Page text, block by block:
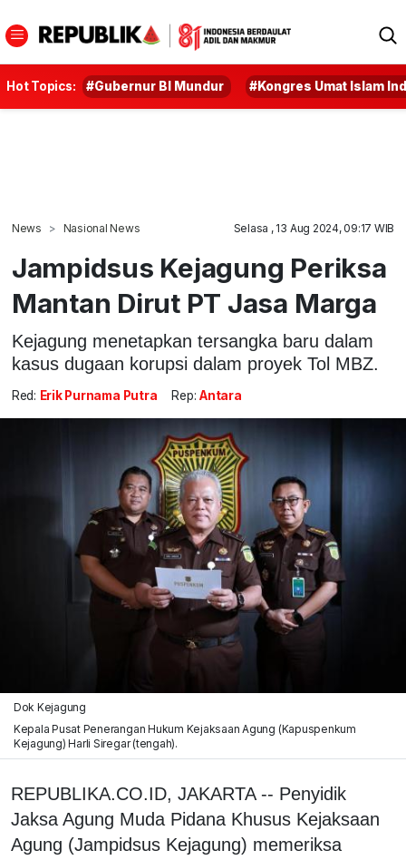
Hot Topics: #Gubernur BI Mundur #Kongres Umat Islam
News Nasional News Selasa , 13 Aug 2024, 09:17 WIB
Jampidsus Kejagung Periksa
Mantan Dirut PT Jasa Marga
Kejagung menetapkan tersangka baru dalam
kasus dugaan korupsi dalam proyek Tol MBZ.
Red: Erik Purnama Putra Rep: Antara
Dok Kejagung
Kepala Pusat Penerangan Hukum Kejaksaan Agung (Kapuspenkum
Kejagung) Harli Siregar (tengah).
REPUBLIKA.CO.ID, JAKARTA -- Penyidik
Jaksa Agung Muda Pidana Khusus Kejaksaan
Agung (Jampidsus Kejagung) memeriksa